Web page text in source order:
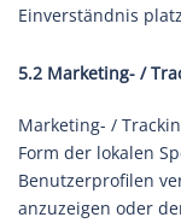
Einverständnis
5.2 Marketing- /
Marketing- /
Form der lokalen
Benutzerprofilen
anzuzeigen oder